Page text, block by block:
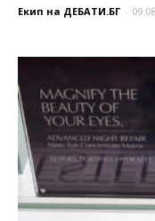
Екип на ДЕБАТИ.БГ -